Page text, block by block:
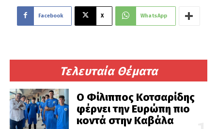
Τελευταία Θέματα
Ο Φίλιππος Κοτσαρίδης
φέρνει την Ευρώπη πιο
κοντά στην Καβάλα
Facebook X WhatsApp